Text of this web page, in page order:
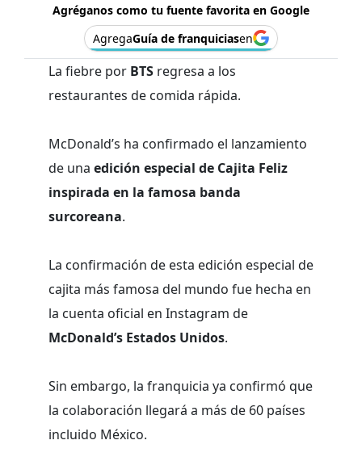
Agréganos como tu fuente favorita en Google
AgregaGuía de franquiciasen
La fiebre por BTS regresa a los
restaurantes de comida rápida.
McDonald’s ha confirmado el lanzamiento
de una edición especial de Cajita Feliz
inspirada en la famosa banda
surcoreana.
La confirmación de esta edición especial de
cajita más famosa del mundo fue hecha en
la cuenta oficial en Instagram de
McDonald’s Estados Unidos.
Sin embargo, la franquicia ya confirmó que
la colaboración llegará a más de 60 países
incluido México.